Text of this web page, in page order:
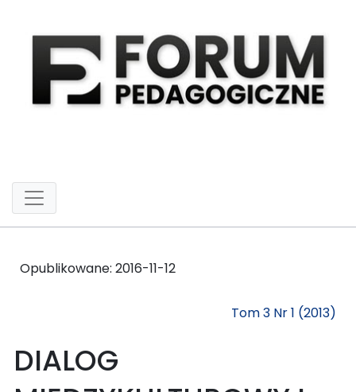
Opublikowane: 2016-11-12
Tom 3 Nr 1 (2013)
DIALOG